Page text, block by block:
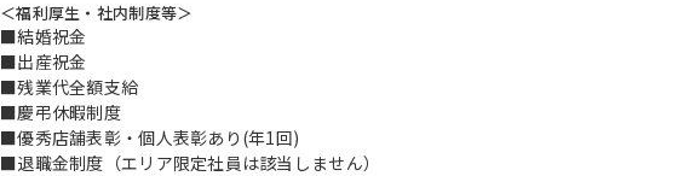
＜福利厚生・社内制度等＞
■結婚祝金
■出産祝金
■残業代全額支給
■慶弔休暇制度
■優秀店舗表彰・個人表彰あり(年1回)
■退職金制度（エリア限定社員は該当しません）